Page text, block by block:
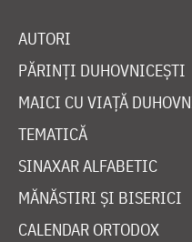
AUTORI
PĂRINȚI DUHOVNICEȘTI
MAICI CU VIAȚĂ
TEMATICĂ
SINAXAR ALFABETIC
MĂNĂSTIRI ȘI BISERICI
CALENDAR ORTODOX